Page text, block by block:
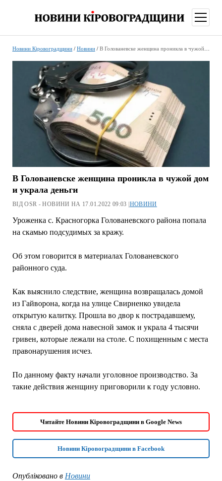
меню
Новини Кіровоградщини/ Новини/ В Голованевске женщина проникла в чужой дом и украла деньги
В Голованевске женщина проникла в чужой дом
и украла деньги
ВІД OSR - НОВИНИ НА 17.01.2022 09:03 | НОВИНИ
Уроженка с. Красногорка Голованевского района попала
на скамью подсудимых за кражу.
Об этом говорится в материалах Голованевского
районного суда.
Как выяснило следствие, женщина возвращалась домой
из Гайворона, когда на улице Свирненко увидела
открытую калитку. Прошла во двор к пострадавшему,
сняла с дверей дома навесной замок и украла 4 тысячи
гривен, которые лежали на столе. С похищенным с места
правонарушения исчез.
По данному факту начали уголовное производство. За
такие действия женщину приговорили к году условно.
Читайте Новини Кіровоградщини в Google News
Новини Кіровоградщини в Facebook
Опубліковано в Новини